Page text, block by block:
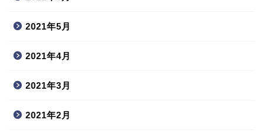
2021年5月
2021年4月
2021年3月
2021年2月